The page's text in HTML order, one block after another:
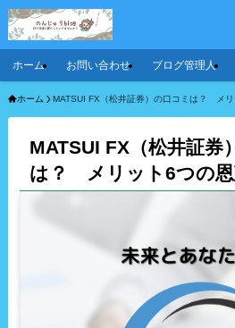
ホーム お問い合わせ ブログ管理人
ホーム MATSUI FX（松井証券）の口コミは？ メリ
MATSUI FX（松井証券
は？ メリット6つの恩